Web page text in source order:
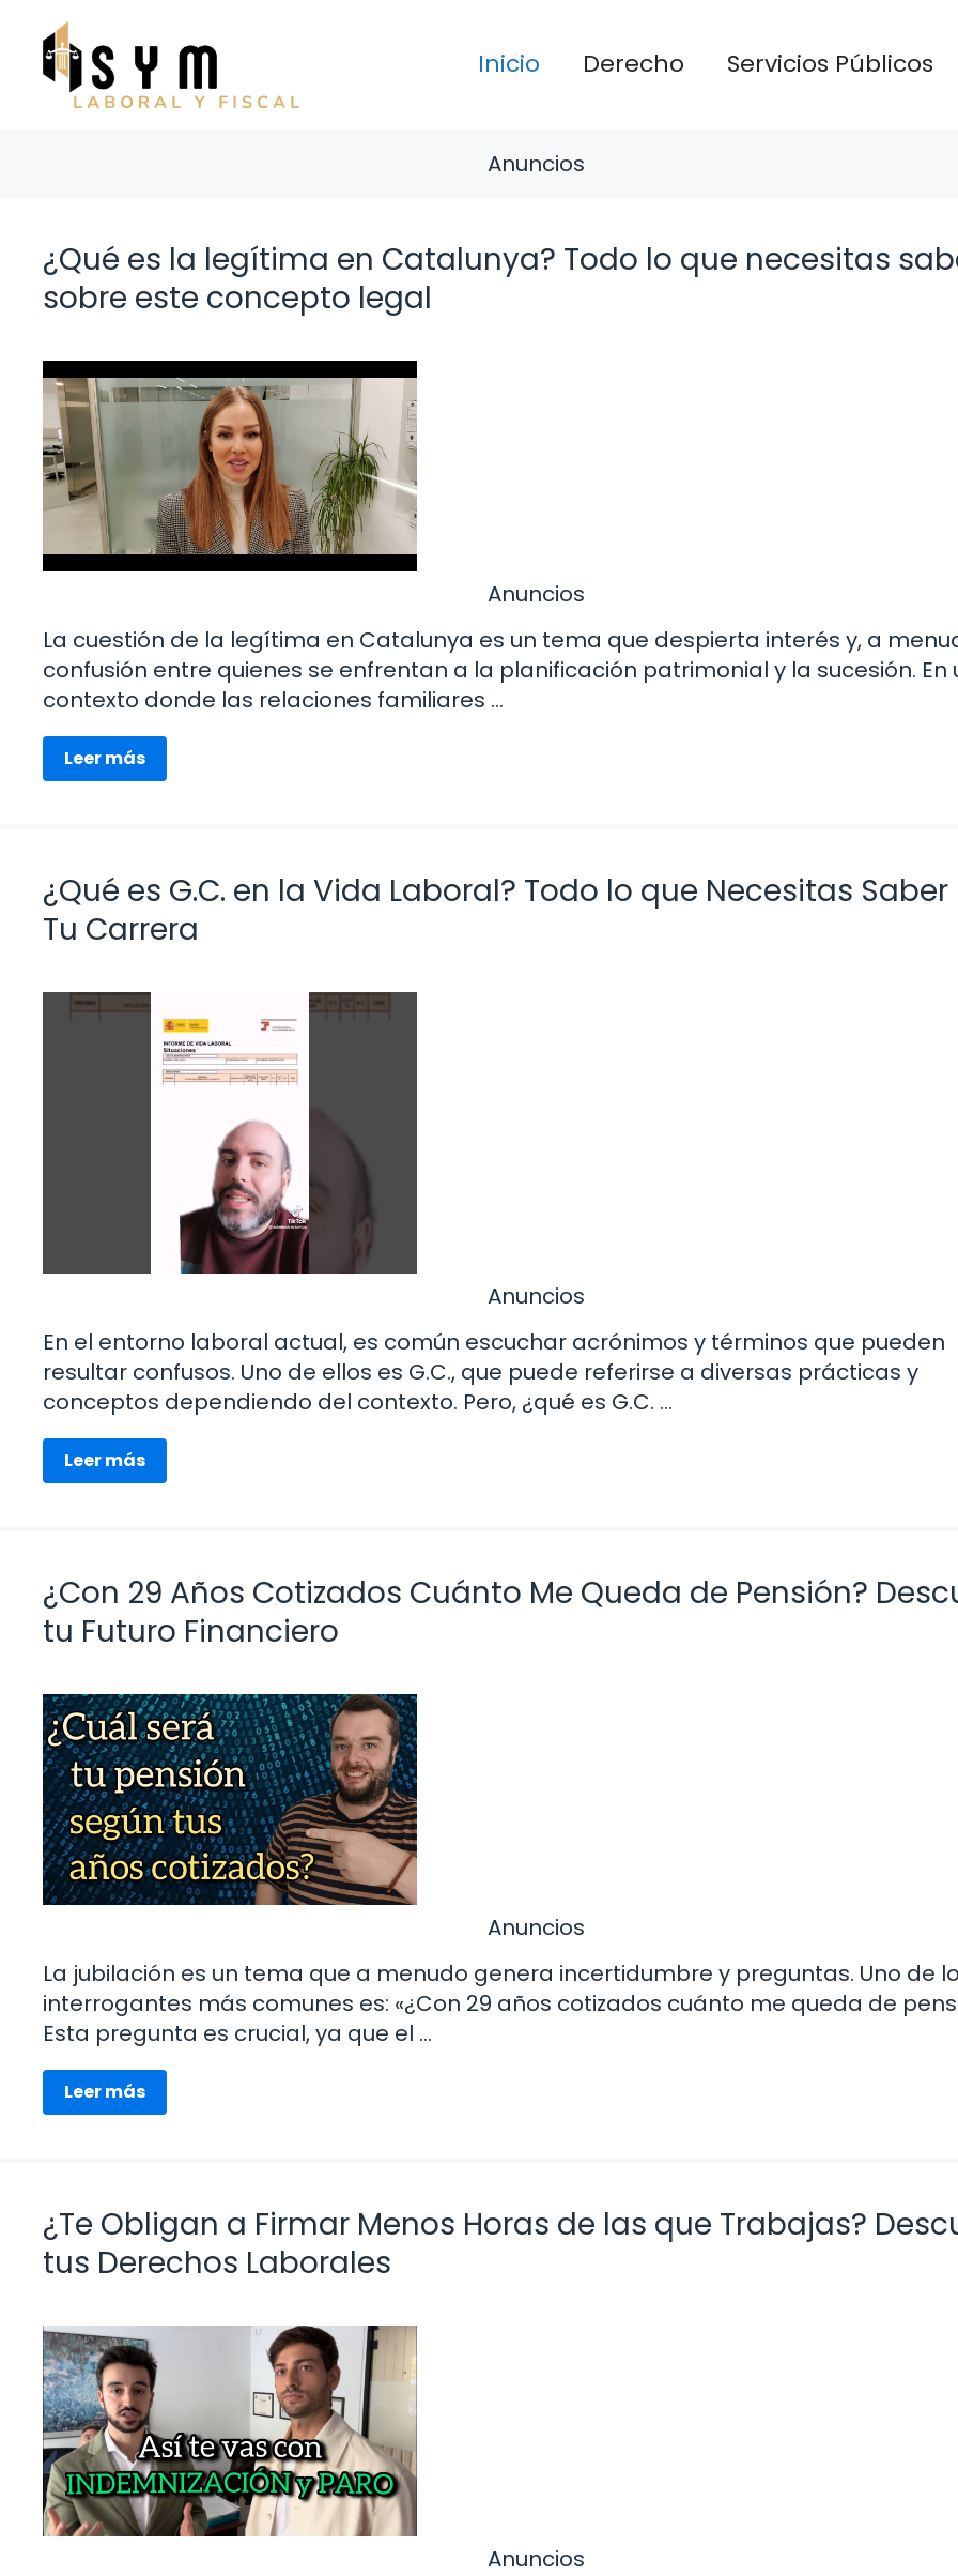
contenido
Inicio Derecho Servicios Públicos
Anuncios
¿Qué es la legítima en Catalunya? Todo lo que necesitas
sobre este concepto legal
Anuncios
La cuestión de la legítima en Catalunya es un tema que despierta interés y, a
confusión entre quienes se enfrentan a la planificación patrimonial y la sucesión. En
contexto donde las relaciones familiares …
Leer más
¿Qué es G.C. en la Vida Laboral? Todo lo que Necesitas
Tu Carrera
Anuncios
En el entorno laboral actual, es común escuchar acrónimos y términos que pueden
resultar confusos. Uno de ellos es G.C., que puede referirse a diversas prácticas y
conceptos dependiendo del contexto. Pero, ¿qué es G.C. …
Leer más
¿Con 29 Años Cotizados Cuánto Me Queda de Pensión?
tu Futuro Financiero
Anuncios
La jubilación es un tema que a menudo genera incertidumbre y preguntas. Uno de
interrogantes más comunes es: «¿Con 29 años cotizados cuánto me queda de
Esta pregunta es crucial, ya que el …
Leer más
¿Te Obligan a Firmar Menos Horas de las que Trabajas?
tus Derechos Laborales
Anuncios